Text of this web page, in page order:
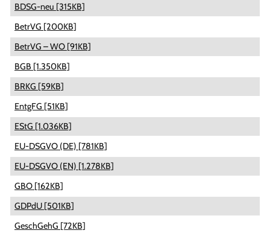
BDSG-neu [315KB]
BetrVG [200KB]
BetrVG – WO [91KB]
BGB [1.350KB]
BRKG [59KB]
EntgFG [51KB]
EStG [1.036KB]
EU-DSGVO (DE) [781KB]
EU-DSGVO (EN) [1.278KB]
GBO [162KB]
GDPdU [501KB]
GeschGehG [72KB]